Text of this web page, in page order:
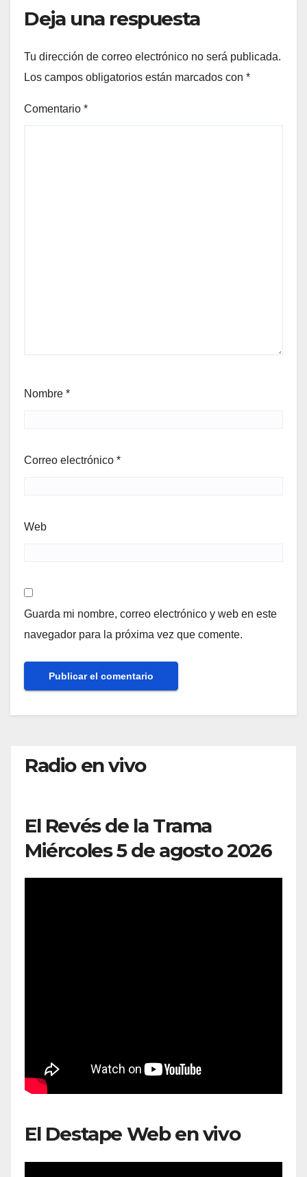
Deja una respuesta
Tu dirección de correo electrónico no será publicada.
Los campos obligatorios están marcados con *
Comentario *
Nombre *
Correo electrónico *
Web
Guarda mi nombre, correo electrónico y web en este
navegador para la próxima vez que comente.
Radio en vivo
El Revés de la Trama
Miércoles 5 de agosto 2026
El Destape Web en vivo